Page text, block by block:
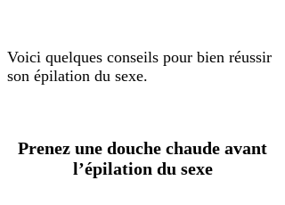
Voici quelques conseils pour bien réussir
son épilation du sexe.
Prenez une douche chaude avant
l’épilation du sexe